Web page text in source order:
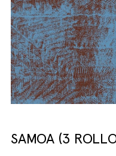
SAMOA (3